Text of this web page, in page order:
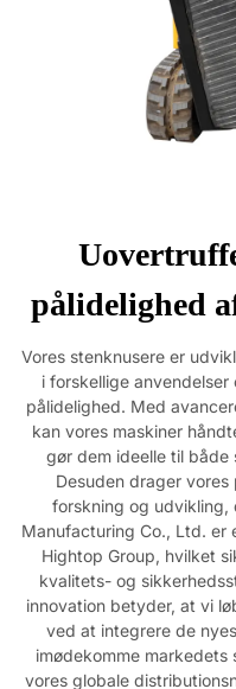
pålidelighed
Vores stenknusere er
i forskellige
pålidelighed. Med
kan vores maskiner
gør dem ideelle til
Desuden drager
forskning og udvikling,
Manufacturing Co., Ltd. er
Hightop Group, hvilket
kvalitets- og
innovation betyder, at vi
ved at integrere de
imødekomme
vores globale